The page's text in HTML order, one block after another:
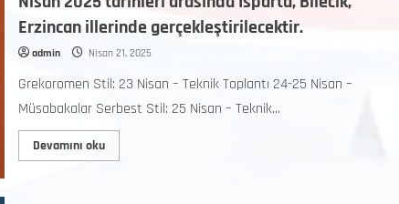
Erzincan illerinde gerçekleştirilecektir.
admin Nisan 21, 2025
Grekoromen Stil: 23 Nisan – Teknik Toplantı 24-25 Nisan –
Müsabakalar Serbest Stil: 25 Nisan – Teknik...
Devamını oku